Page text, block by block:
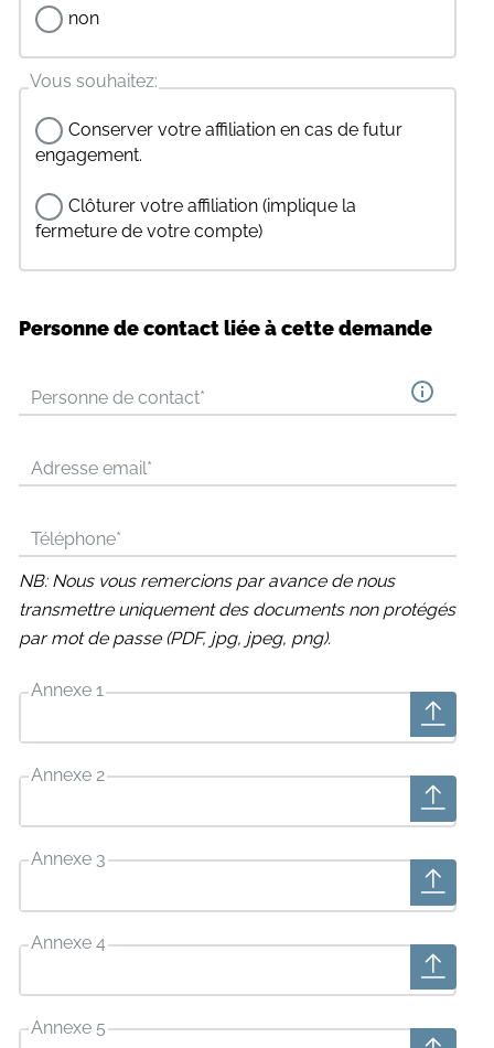
non
Vous souhaitez:
Conserver votre affiliation en cas de futur
engagement.
Clôturer votre affiliation (implique la
fermeture de votre compte)
Personne de contact liée à cette demande
Personne de contact*
Adresse email*
Téléphone*
NB: Nous vous remercions par avance de nous
transmettre uniquement des documents non protégés
par mot de passe (PDF, jpg, jpeg, png).
Annexe 1
Annexe 2
Annexe 3
Annexe 4
Annexe 5